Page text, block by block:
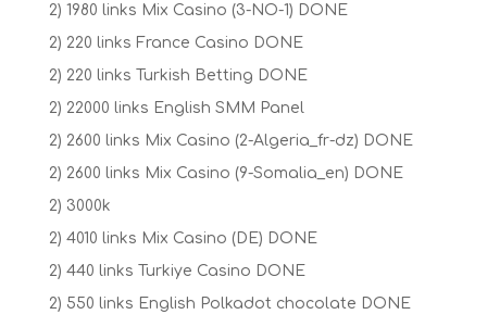
2) 1980 links Mix Casino (3-NO-1) DONE
2) 220 links France Casino DONE
2) 220 links Turkish Betting DONE
2) 22000 links English SMM Panel
2) 2600 links Mix Casino (2-Algeria_fr-dz) DONE
2) 2600 links Mix Casino (9-Somalia_en) DONE
2) 3000k
2) 4010 links Mix Casino (DE) DONE
2) 440 links Turkiye Casino DONE
2) 550 links English Polkadot chocolate DONE